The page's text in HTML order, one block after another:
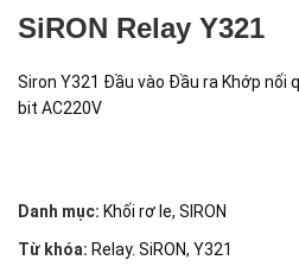
SiRON Relay Y321
Siron Y321 Đầu vào Đầu ra Khớp nối
bit AC220V
Danh mục: Khối rơ le, SIRON
Từ khóa: Relay. SiRON, Y321